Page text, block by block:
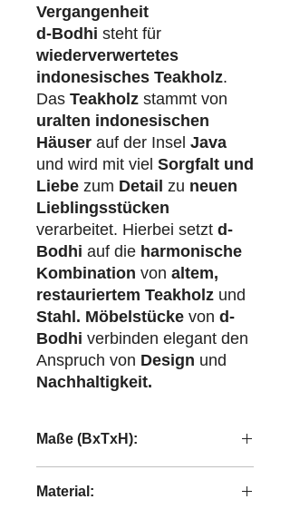
Vergangenheit
d-Bodhi steht für
wiederverwertetes
indonesisches Teakholz.
Das Teakholz stammt von
uralten indonesischen
Häuser auf der Insel Java
und wird mit viel Sorgfalt und
Liebe zum Detail zu neuen
Lieblingsstücken
verarbeitet. Hierbei setzt d-
Bodhi auf die harmonische
Kombination von altem,
restauriertem Teakholz und
Stahl. Möbelstücke von d-
Bodhi verbinden elegant den
Anspruch von Design und
Nachhaltigkeit.
Maße (BxTxH):
Material: